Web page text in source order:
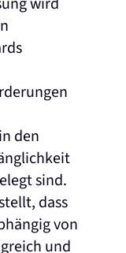
den
sind.
dass
von
und